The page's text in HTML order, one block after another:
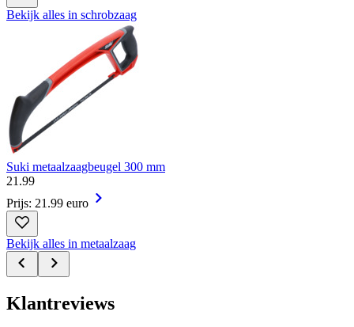
Bekijk alles in schrobzaag
Suki metaalzaagbeugel 300 mm
21 .99
Prijs: 21.99 euro
Bekijk alles in metaalzaag
Klantreviews